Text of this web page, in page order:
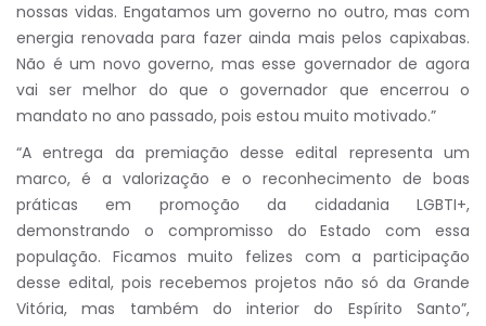
nossas vidas. Engatamos um governo no outro, mas com
energia renovada para fazer ainda mais pelos capixabas.
Não é um novo governo, mas esse governador de agora
vai ser melhor do que o governador que encerrou o
mandato no ano passado, pois estou muito motivado.”
“A entrega da premiação desse edital representa um
marco, é a valorização e o reconhecimento de boas
práticas em promoção da cidadania LGBTI+,
demonstrando o compromisso do Estado com essa
população. Ficamos muito felizes com a participação
desse edital, pois recebemos projetos não só da Grande
Vitória, mas também do interior do Espírito Santo”,